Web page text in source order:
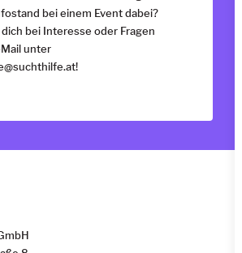
bei einem Event dabei?
bei Interesse oder Fragen
unter
!